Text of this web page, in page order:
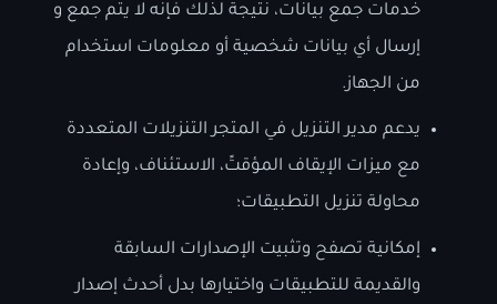
خدمات جمع بيانات، نتيجة لذلك فإنه لا يتم جمع و
إرسال أي بيانات شخصية أو معلومات استخدام
من الجهاز.
يدعم مدير التنزيل في المتجر التنزيلات المتعددة
مع ميزات الإيقاف المؤقتً، الاستئناف، وإعادة
محاولة تنزيل التطبيقات؛
إمكانية تصفح وتثبيت الإصدارات السابقة
والقديمة للتطبيقات واختيارها بدل أحدث إصدار